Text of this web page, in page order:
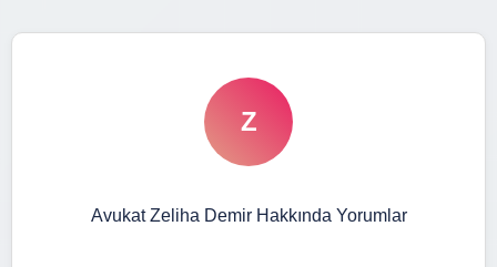
Z
Avukat Zeliha Demir Hakkında Yorumlar